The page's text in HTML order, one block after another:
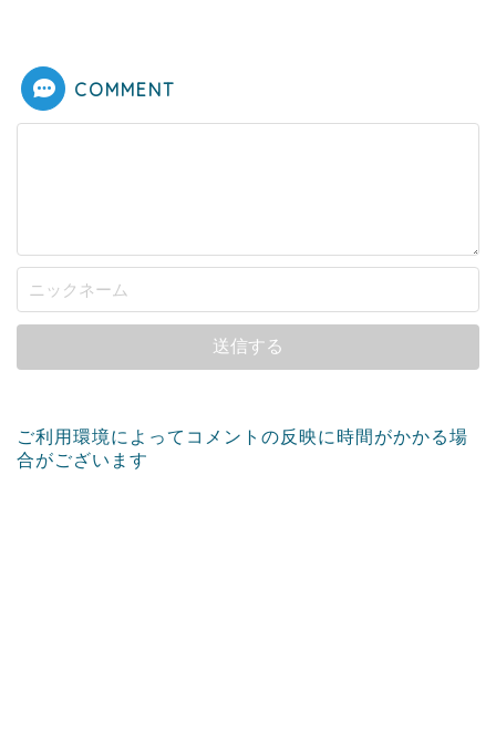
COMMENT
ご利用環境によってコメントの反映に時間がかかる場
合がございます